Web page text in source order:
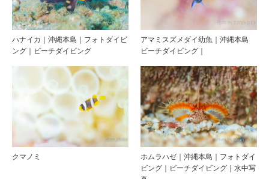
ハナイカ｜沖縄本島｜フォトダイビ
ング｜ビーチダイビング
アマミスズメダイ幼魚｜沖縄本島
ビーチダイビング｜
クマノミ
ホムラハゼ｜沖縄本島｜フォトダイ
ビング｜ビーチダイビング｜水中写